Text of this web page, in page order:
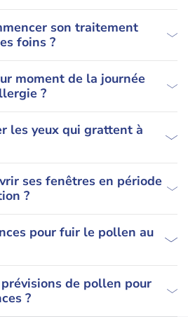
son traitement
foins ?
moment de la journée
?
les yeux qui grattent à
ses fenêtres en période
?
pour fuir le pollen au
de pollen pour
?